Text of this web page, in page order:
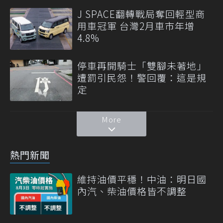
J SPACE翻轉戰局奪回輕型商
用車冠軍 台灣2月車市年增
4.8%
停車再開騎士「雙腳未著地」
遭罰引民怨！警回覆：這是規
定
More
熱門新聞
維持油價平穩！中油：明日國
內汽、柴油價格皆不調整